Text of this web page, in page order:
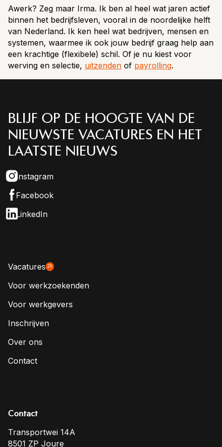
Awerk? Zeg maar Irma. Ik ben al heel wat jaren actief
binnen het bedrijfsleven, vooral in de noordelijke helft
van Nederland. Ik ken heel wat bedrijven, mensen en
systemen, waarmee ik ook jouw bedrijf graag help aan
een krachtige (flexibele) schil. Of je nu kiest voor
werving en selectie, uitzenden of payrolling.
BLIJF OP DE HOOGTE VAN DE
NIEUWSTE VACATURES EN HET
LAATSTE NIEUWS
Instagram
Facebook
LinkedIn
Vacatures 26
Voor werkzoekenden
Voor werkgevers
Inschrijven
Over ons
Contact
Contact
Transportwei 14A
8501 ZP Joure